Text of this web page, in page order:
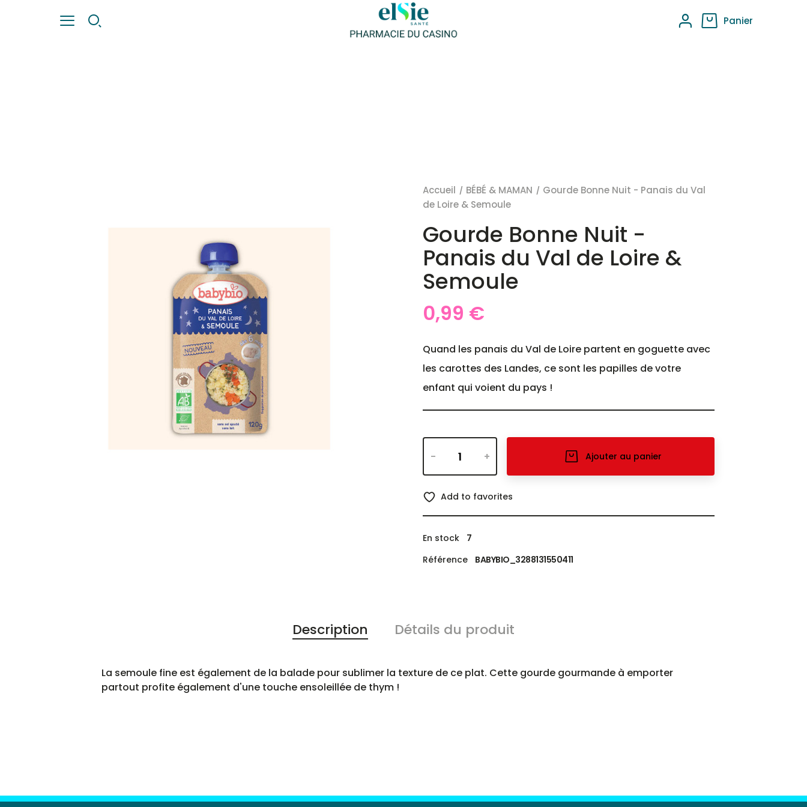
Panier
Accueil BÉBÉ & MAMAN
Gourde Bonne Nuit - Panais du Val
de Loire & Semoule
Gourde Bonne Nuit -
Panais du Val de Loire &
Semoule
0,99 €
Quand les panais du Val de Loire partent en goguette avec
les carottes des Landes, ce sont les papilles de votre
enfant qui voient du pays !
- + Ajouter au panier
Add to favorites
En stock
7
Référence
BABYBIO_3288131550411
Description Détails du produit
La semoule fine est également de la balade pour sublimer la texture de ce plat. Cette gourde gourmande à emporter
partout profite également d'une touche ensoleillée de thym !